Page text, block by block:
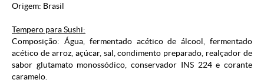
Origem: Brasil
Tempero para Sushi:
Composição: Água, fermentado acético de álcool, fermentado
acético de arroz, açúcar, sal, condimento preparado, realçador de
sabor glutamato monossódico, conservador INS 224 e corante
caramelo.